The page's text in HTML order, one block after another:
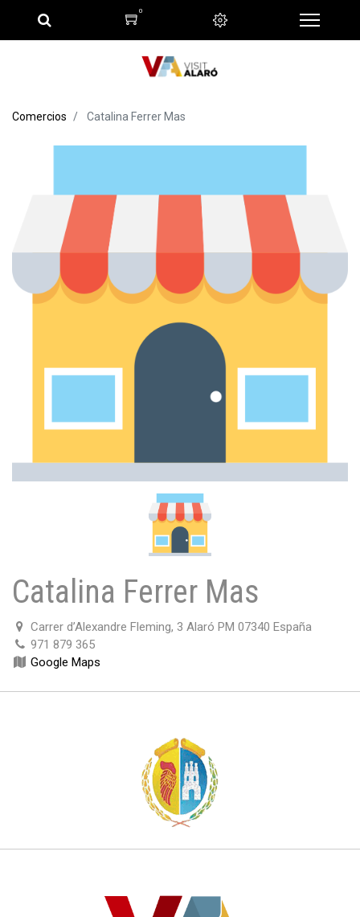
0
Comercios Catalina Ferrer Mas
Catalina Ferrer Mas
Carrer d’Alexandre Fleming, 3 Alaró PM 07340 España
971 879 365
Google Maps